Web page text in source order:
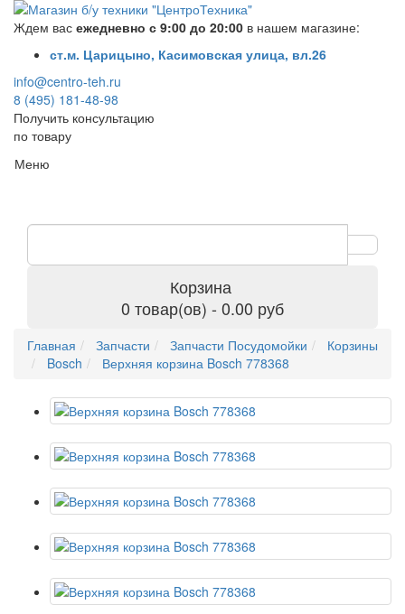
Ждем вас ежедневно с 9:00 до 20:00 в нашем магазине:
ст.м. Царицыно, Касимовская улица, вл.26
info@centro-teh.ru
8 (495) 181-48-98
Получить консультацию
по товару
Меню
Корзина
0 товар(ов) - 0.00 руб
Главная Запчасти Запчасти Посудомойки
Корзины
Bosch
Верхняя корзина Bosch 778368